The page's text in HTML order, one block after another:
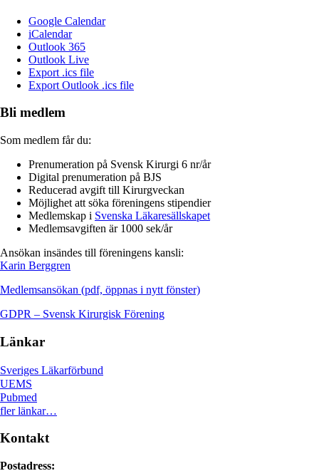
Google Calendar
iCalendar
Outlook 365
Outlook Live
Export .ics file
Export Outlook .ics file
Bli medlem
Som medlem får du:
Prenumeration på Svensk Kirurgi 6 nr/år
Digital prenumeration på BJS
Reducerad avgift till Kirurgveckan
Möjlighet att söka föreningens stipendier
Medlemskap i Svenska Läkaresällskapet
Medlemsavgiften är 1000 sek/år
Ansökan insändes till föreningens kansli:
Karin Berggren
Medlemsansökan (pdf, öppnas i nytt fönster)
GDPR – Svensk Kirurgisk Förening
Länkar
Sveriges Läkarförbund
UEMS
Pubmed
fler länkar…
Kontakt
Postadress: